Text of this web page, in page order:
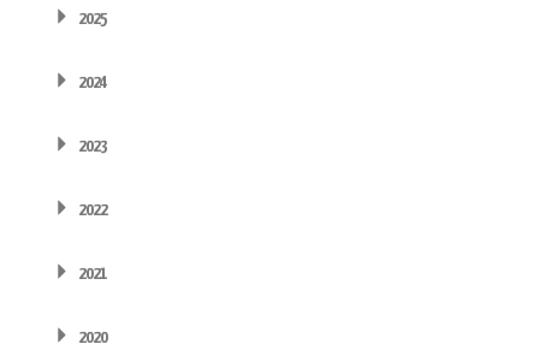
2025
2024
2023
2022
2021
2020